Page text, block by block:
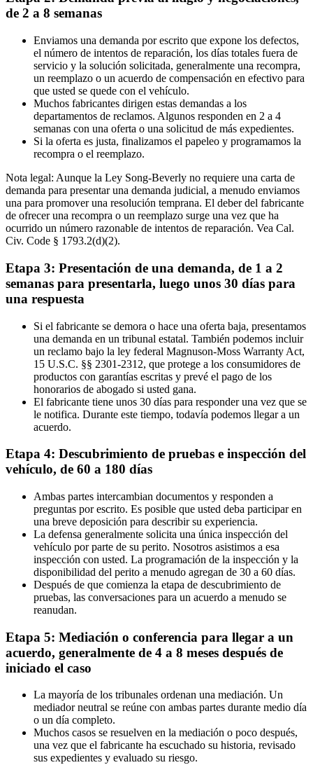
de 2 a 8 semanas
Enviamos una demanda por escrito que expone los defectos,
el número de intentos de reparación, los días totales fuera de
servicio y la solución solicitada, generalmente una recompra,
un reemplazo o un acuerdo de compensación en efectivo para
que usted se quede con el vehículo.
Muchos fabricantes dirigen estas demandas a los
departamentos de reclamos. Algunos responden en 2 a 4
semanas con una oferta o una solicitud de más expedientes.
Si la oferta es justa, finalizamos el papeleo y programamos la
recompra o el reemplazo.
Nota legal: Aunque la Ley Song-Beverly no requiere una carta de
demanda para presentar una demanda judicial, a menudo enviamos
una para promover una resolución temprana. El deber del fabricante
de ofrecer una recompra o un reemplazo surge una vez que ha
ocurrido un número razonable de intentos de reparación. Vea Cal.
Civ. Code § 1793.2(d)(2).
Etapa 3: Presentación de una demanda, de 1 a 2
semanas para presentarla, luego unos 30 días para
una respuesta
Si el fabricante se demora o hace una oferta baja, presentamos
una demanda en un tribunal estatal. También podemos incluir
un reclamo bajo la ley federal Magnuson-Moss Warranty Act,
15 U.S.C. §§ 2301-2312, que protege a los consumidores de
productos con garantías escritas y prevé el pago de los
honorarios de abogado si usted gana.
El fabricante tiene unos 30 días para responder una vez que se
le notifica. Durante este tiempo, todavía podemos llegar a un
acuerdo.
Etapa 4: Descubrimiento de pruebas e inspección del
vehículo, de 60 a 180 días
Ambas partes intercambian documentos y responden a
preguntas por escrito. Es posible que usted deba participar en
una breve deposición para describir su experiencia.
La defensa generalmente solicita una única inspección del
vehículo por parte de su perito. Nosotros asistimos a esa
inspección con usted. La programación de la inspección y la
disponibilidad del perito a menudo agregan de 30 a 60 días.
Después de que comienza la etapa de descubrimiento de
pruebas, las conversaciones para un acuerdo a menudo se
reanudan.
Etapa 5: Mediación o conferencia para llegar a un
acuerdo, generalmente de 4 a 8 meses después de
iniciado el caso
La mayoría de los tribunales ordenan una mediación. Un
mediador neutral se reúne con ambas partes durante medio día
o un día completo.
Muchos casos se resuelven en la mediación o poco después,
una vez que el fabricante ha escuchado su historia, revisado
sus expedientes y evaluado su riesgo.